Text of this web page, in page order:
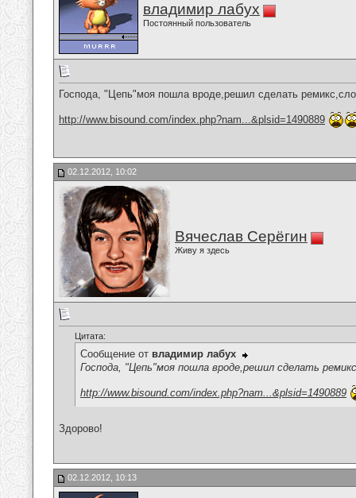
владимир лабух
Постоянный пользователь
Господа, "Цепь"моя пошла вроде,решил сделать
http://www.bisound.com/index.php?nam...&plsid=1490889
02.12.2012, 10:02
Вячеслав Серёгин
Живу я здесь
Цитата:
Сообщение от владимир лабух
Господа, "Цепь"моя пошла вроде,решил сделать
http://www.bisound.com/index.php?nam...&plsid=1490889
Здорово!
02.12.2012, 10:13